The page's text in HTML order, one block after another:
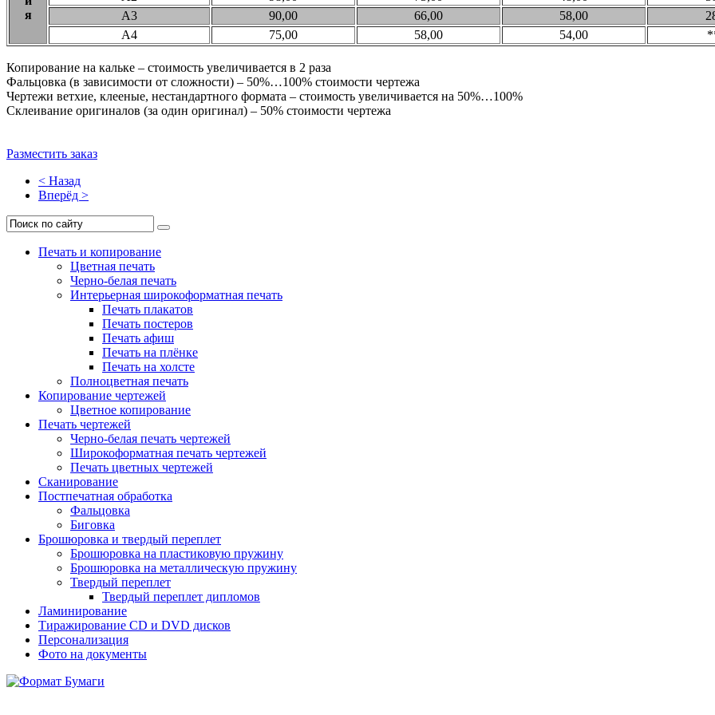
я
А3
90,00 66,00 58,00
А4
75,00 58,00 54,00
Копирование на кальке – стоимость увеличивается в 2 раза
Фальцовка (в зависимости от сложности) – 50%…100% стоимости чертежа
Чертежи ветхие, клееные, нестандартного формата – стоимость увеличивается на 50%…100%
Склеивание оригиналов (за один оригинал) – 50% стоимости чертежа
Разместить заказ
< Назад
Вперёд >
Печать и копирование
Цветная печать
Черно-белая печать
Интерьерная широкоформатная печать
Печать плакатов
Печать постеров
Печать афиш
Печать на плёнке
Печать на холсте
Полноцветная печать
Копирование чертежей
Цветное копирование
Печать чертежей
Черно-белая печать чертежей
Широкоформатная печать чертежей
Печать цветных чертежей
Сканирование
Постпечатная обработка
Фальцовка
Биговка
Брошюровка и твердый переплет
Брошюровка на пластиковую пружину
Брошюровка на металлическую пружину
Твердый переплет
Твердый переплет дипломов
Ламинирование
Тиражирование CD и DVD дисков
Персонализация
Фото на документы